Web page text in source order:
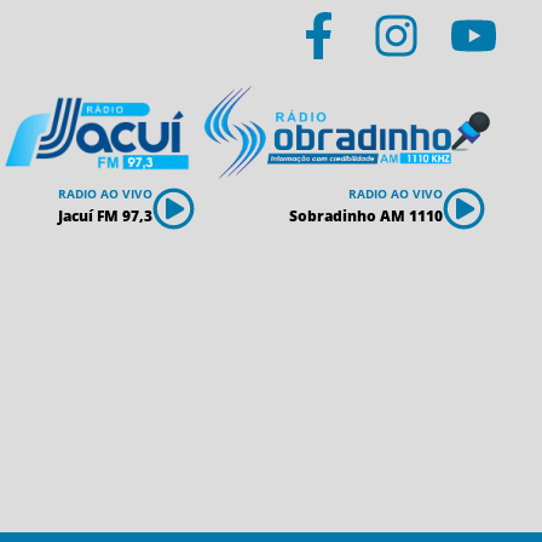
RADIO AO VIVO
Jacuí FM 97,3
RADIO AO VIVO
Sobradinho AM 1110